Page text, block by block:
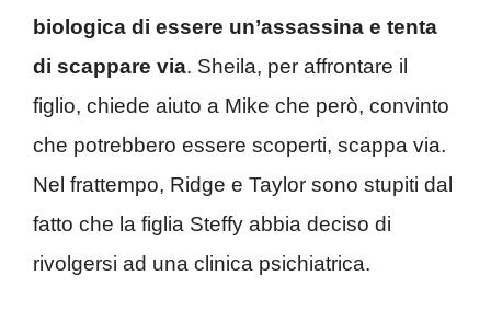
biologica di essere un’assassina e tenta
di scappare via. Sheila, per affrontare il
figlio, chiede aiuto a Mike che però, convinto
che potrebbero essere scoperti, scappa via.
Nel frattempo, Ridge e Taylor sono stupiti dal
fatto che la figlia Steffy abbia deciso di
rivolgersi ad una clinica psichiatrica.